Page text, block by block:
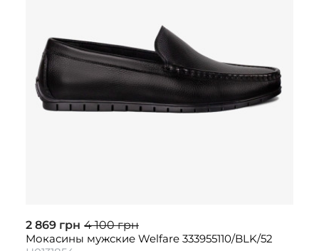
2 869 грн 4 100 грн
Мокасины мужские Welfare 333955110/BLK/52